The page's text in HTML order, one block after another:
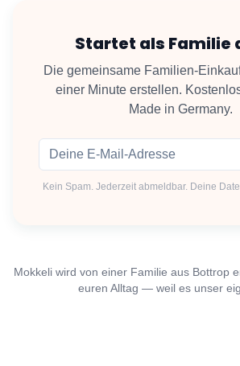
Startet als Familie
Die gemeinsame Familien-
einer Minute erstellen.
Made in Germany.
Kein Spam. Jederzeit abmeldbar. Deine
Mokkeli wird von einer Familie aus Bottrop
euren Alltag — weil es unser